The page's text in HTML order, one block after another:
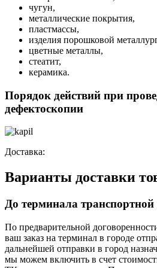
чугун,
металлические покрытия,
пластмассы,
изделия порошковой
цветные металлы,
стеатит,
керамика.
Порядок действий при
дефектоскопии
Доставка:
Варианты доставки
До терминала
По предварительной
ваш заказ на терминал в городе
дальнейшей отправки в город
мы можем включить в счет